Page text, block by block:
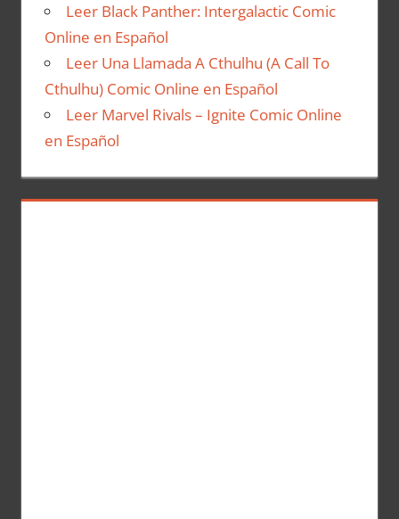
Leer Black Panther: Intergalactic Comic
Online en Español
Leer Una Llamada A Cthulhu (A Call To
Cthulhu) Comic Online en Español
Leer Marvel Rivals – Ignite Comic Online
en Español